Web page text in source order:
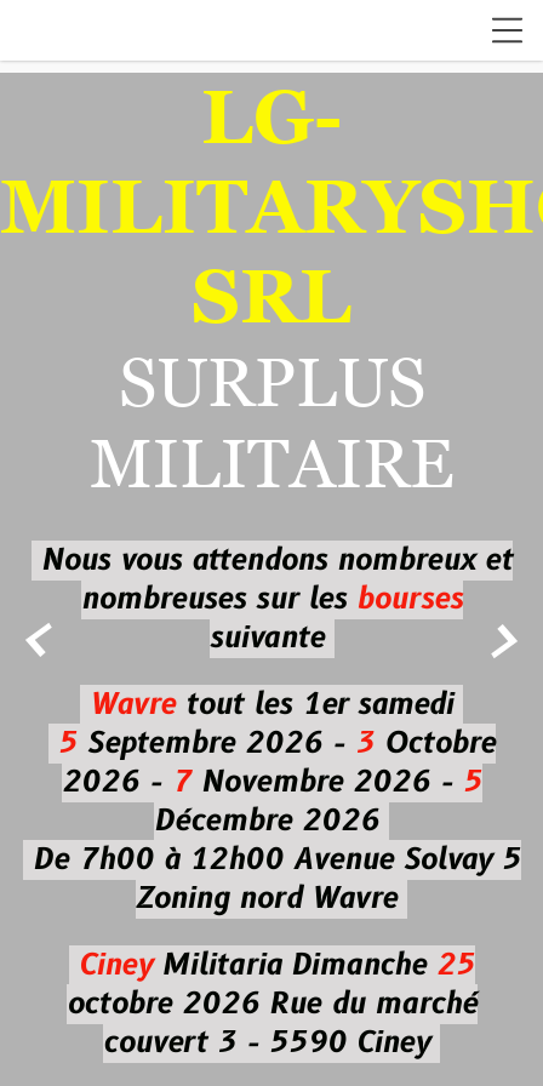
 
LG-
SRL
SURPLUS
MILITAIRE
Nous vous attendons nombreux et
nombreuses sur les bourses
suivante
Wavretout les 1er samedi
5Septembre 2026 - 3Octobre
2026 -7Novembre 2026 - 5
Décembre 2026
De 7h00 à 12h00 Avenue Solvay 5
Zoning nord Wavre
CineyMilitaria Dimanche 25
octobre 2026Rue du marché
couvert 3 - 5590 Ciney